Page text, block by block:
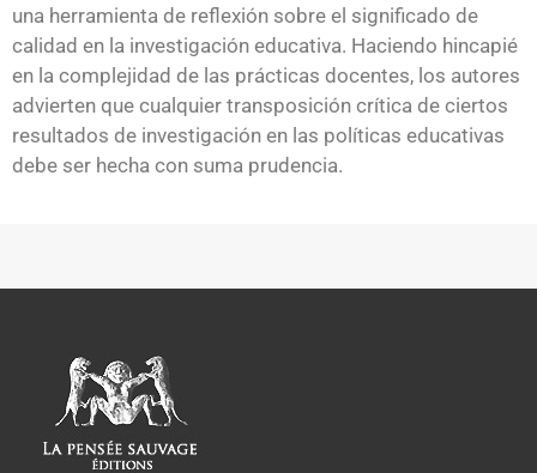
una herramienta de reflexión sobre el significado de
calidad en la investigación educativa. Haciendo hincapié
en la complejidad de las prácticas docentes, los autores
advierten que cualquier transposición crítica de ciertos
resultados de investigación en las políticas educativas
debe ser hecha con suma prudencia.